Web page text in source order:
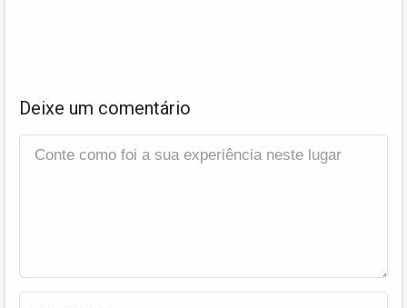
Deixe um comentário